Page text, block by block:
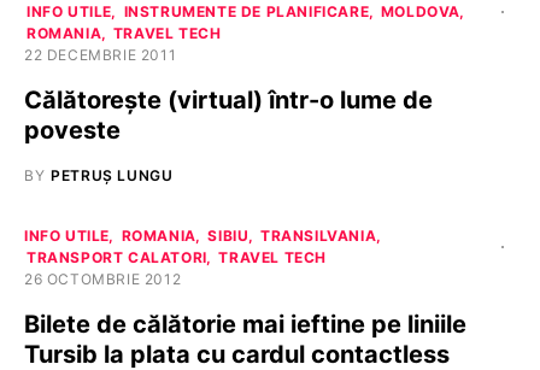
INFO UTILE
INSTRUMENTE DE PLANIFICARE
MOLDOVA
ROMANIA
TRAVEL TECH
22 DECEMBRIE 2011
Călătorește (virtual) într-o lume de
poveste
BY PETRUȘ LUNGU
INFO UTILE ROMANIA SIBIU
TRANSILVANIA
TRANSPORT CALATORI
TRAVEL TECH
26 OCTOMBRIE 2012
Bilete de călătorie mai ieftine pe liniile
Tursib la plata cu cardul contactless